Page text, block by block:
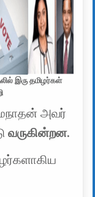
இரு தமிழர்கள்
அவர்
வருகின்றன.